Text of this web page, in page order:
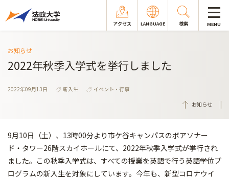
アクセス LANGUAGE 検索 MENU
お知らせ
2022年秋季入学式を挙行しました
2022年09月13日 新入生
イベント・行事
お知らせ
9月10日（土）、13時00分より市ケ谷キャンパスのボアソナー
ド・タワー26階スカイホールにて、2022年秋季入学式が挙行され
ました。この秋季入学式は、すべての授業を英語で行う英語学位プ
ログラムの新入生を対象にしています。今年も、新型コロナウイ